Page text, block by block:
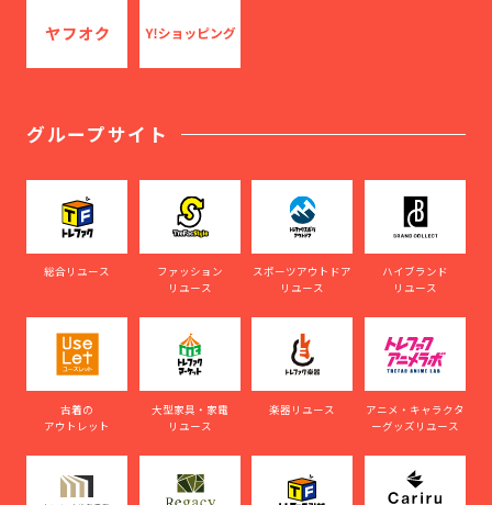
グループサイト
総合リユース
ファッション
リユース
スポーツアウトドア
リユース
ハイブランド
リユース
古着の
アウトレット
大型家具・家電
リユース
楽器リユース
アニメ・キャラクタ
ーグッズリユース